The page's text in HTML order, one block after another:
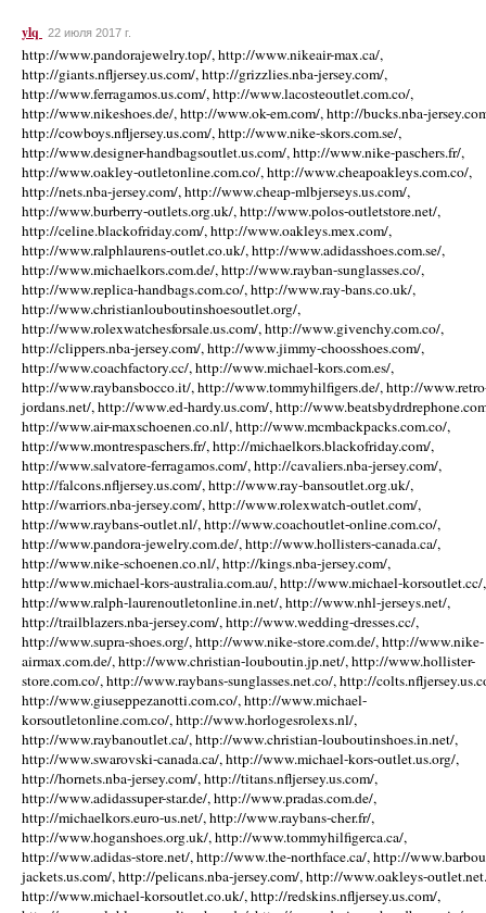
ylq 22 июля 2017 г.
http://www.pandorajewelry.top/, http://www.nikeair-max.ca/,
http://giants.nfljersey.us.com/, http://grizzlies.nba-jersey.com/,
http://www.ferragamos.us.com/, http://www.lacosteoutlet.com.co/,
http://www.nikeshoes.de/, http://www.ok-em.com/, http://bucks.nba-
http://cowboys.nfljersey.us.com/, http://www.nike-skors.com.se/,
http://www.designer-handbagsoutlet.us.com/, http://www.nike-paschers.fr/,
http://www.oakley-outletonline.com.co/, http://www.cheapoakleys.com.co/,
http://nets.nba-jersey.com/, http://www.cheap-mlbjerseys.us.com/,
http://www.burberry-outlets.org.uk/, http://www.polos-outletstore.net/,
http://celine.blackofriday.com/, http://www.oakleys.mex.com/,
http://www.ralphlaurens-outlet.co.uk/, http://www.adidasshoes.com.se/,
http://www.michaelkors.com.de/, http://www.rayban-sunglasses.co/,
http://www.replica-handbags.com.co/, http://www.ray-bans.co.uk/,
http://www.christianlouboutinshoesoutlet.org/,
http://www.rolexwatchesforsale.us.com/, http://www.givenchy.com.co/,
http://clippers.nba-jersey.com/, http://www.jimmy-choosshoes.com/,
http://www.coachfactory.cc/, http://www.michael-kors.com.es/,
http://www.raybansbocco.it/, http://www.tommyhilfigers.de/, http://
jordans.net/, http://www.ed-hardy.us.com/, http://
http://www.air-maxschoenen.co.nl/, http://www.mcmbackpacks.com.co/,
http://www.montrespaschers.fr/, http://michaelkors.blackofriday.com/,
http://www.salvatore-ferragamos.com/, http://cavaliers.nba-jersey.com/,
http://falcons.nfljersey.us.com/, http://www.ray-bansoutlet.org.uk/,
http://warriors.nba-jersey.com/, http://www.rolexwatch-outlet.com/,
http://www.raybans-outlet.nl/, http://www.coachoutlet-online.com.co/,
http://www.pandora-jewelry.com.de/, http://www.hollisters-canada.ca/,
http://www.nike-schoenen.co.nl/, http://kings.nba-jersey.com/,
http://www.michael-kors-australia.com.au/, http://www.michael-korsoutlet.cc/,
http://www.ralph-laurenoutletonline.in.net/, http://www.nhl-jerseys.net/,
http://trailblazers.nba-jersey.com/, http://www.wedding-dresses.cc/,
http://www.supra-shoes.org/, http://www.nike-store.com.de/, http://www.nike-
airmax.com.de/, http://www.christian-louboutin.jp.net/, http://www.hollister-
store.com.co/, http://www.raybans-sunglasses.net.co/, http://
http://www.giuseppezanotti.com.co/, http://www.michael-
korsoutletonline.com.co/, http://www.horlogesrolexs.nl/,
http://www.raybanoutlet.ca/, http://www.christian-louboutinshoes.in.net/,
http://www.swarovski-canada.ca/, http://www.michael-kors-outlet.us.org/,
http://hornets.nba-jersey.com/, http://titans.nfljersey.us.com/,
http://www.adidassuper-star.de/, http://www.pradas.com.de/,
http://michaelkors.euro-us.net/, http://www.raybans-cher.fr/,
http://www.hoganshoes.org.uk/, http://www.tommyhilfigerca.ca/,
http://www.adidas-store.net/, http://www.the-northface.ca/, http://
jackets.us.com/, http://pelicans.nba-jersey.com/, http://www.oakleys-
http://www.michael-korsoutlet.co.uk/, http://redskins.nfljersey.us.com/,